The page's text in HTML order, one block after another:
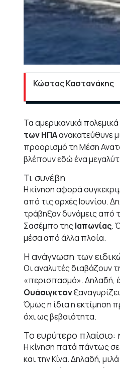
Κώστας Καστανάκης
Τα αμερικανικά
των ΗΠΑανακατεύθυνε
προορισμό τη Μέση
βλέπουν εδώ ένα
Τι συνέβη
Η κίνηση αφορά
από τις αρχές Ιουνίου.
τράβηξαν δυνάμεις από
Σασέμπο της Ιαπωνίας.
μέσα από άλλα πλοία.
Η ανάγνωση των
Οι αναλυτές διαβάζουν
«περισπασμό». Δηλαδή,
Ουάσιγκτον
Όμως η ίδια η εκτίμηση
όχι ως βεβαιότητα.
Το ευρύτερο
Η κίνηση πατά πάντως
και την Κίνα. Δηλαδή,